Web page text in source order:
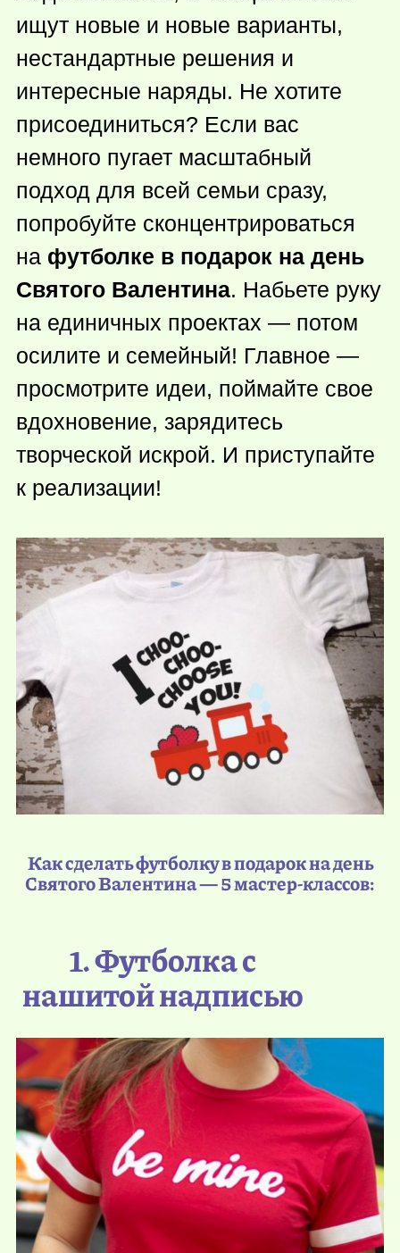
ищут новые и новые варианты,
нестандартные решения и
интересные наряды. Не хотите
присоединиться? Если вас
немного пугает масштабный
подход для всей семьи сразу,
попробуйте сконцентрироваться
на футболке в подарок на день
Святого Валентина. Набьете руку
на единичных проектах — потом
осилите и семейный! Главное —
просмотрите идеи, поймайте свое
вдохновение, зарядитесь
творческой искрой. И приступайте
к реализации!
Как сделать футболку в подарок на день
Святого Валентина — 5 мастер-классов:
1. Футболка с
нашитой надписью